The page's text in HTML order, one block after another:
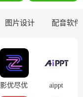
图片设计 配音软件
影优尽优 aippt